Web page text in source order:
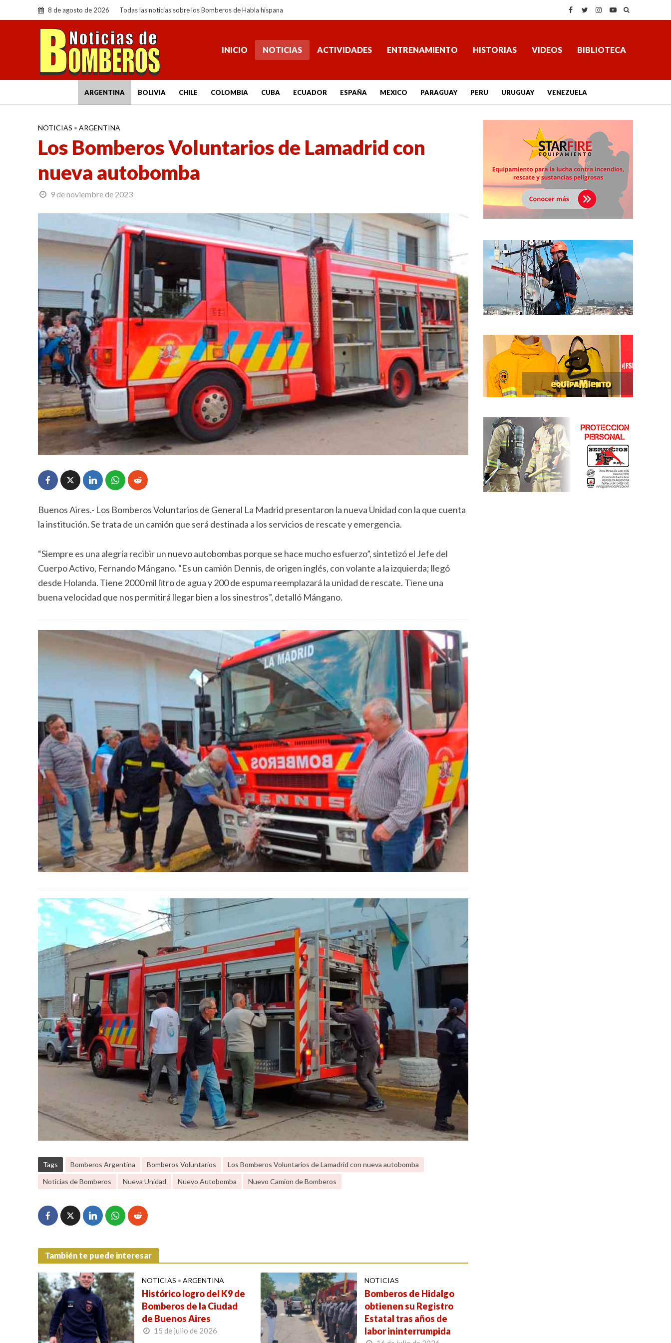
8 de agosto de 2026 Todas las noticias sobre los Bomberos de Habla hispana
INICIO NOTICIAS ACTIVIDADES ENTRENAMIENTO HISTORIAS VIDEOS BIBLIOTECA
ARGENTINA BOLIVIA CHILE COLOMBIA CUBA ECUADOR ESPAÑA MEXICO PARAGUAY PERU URUGUAY VENEZUELA
NOTICIAS • ARGENTINA
Los Bomberos Voluntarios de Lamadrid con
nueva autobomba
9 de noviembre de 2023
Buenos Aires.- Los Bomberos Voluntarios de General La Madrid presentaron la nueva Unidad con la que cuenta
la institución. Se trata de un camión que será destinada a los servicios de rescate y emergencia.
“Siempre es una alegría recibir un nuevo autobombas porque se hace mucho esfuerzo”, sintetizó el Jefe del
Cuerpo Activo, Fernando Mángano. “Es un camión Dennis, de origen inglés, con volante a la izquierda; llegó
desde Holanda. Tiene 2000 mil litro de agua y 200 de espuma reemplazará la unidad de rescate. Tiene una
buena velocidad que nos permitirá llegar bien a los sinestros”, detalló Mángano.
Tags Bomberos Argentina Bomberos Voluntarios
Los Bomberos Voluntarios de Lamadrid con nueva autobomba
Noticias de Bomberos
Nueva Unidad Nuevo Autobomba Nuevo Camion de Bomberos
También te puede interesar
NOTICIAS • ARGENTINA
Histórico logro del K9 de
Bomberos de la Ciudad
de Buenos Aires
15 de julio de 2026
NOTICIAS
Bomberos de Hidalgo
obtienen su Registro
Estatal tras años de
labor ininterrumpida